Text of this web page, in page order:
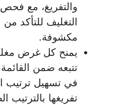
والتفريغ، مع
التغليف للتأكد
مكشوفة.
يمنح كل غرض
تتبعه ضمن
في تسهيل ترتيب
تفريغها بالترتيب